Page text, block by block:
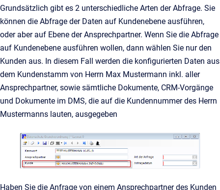
Grundsätzlich gibt es 2 unterschiedliche Arten der Abfrage. Sie
können die Abfrage der Daten auf Kundenebene ausführen,
oder aber auf Ebene der Ansprechpartner. Wenn Sie die Abfrage
auf Kundenebene ausführen wollen, dann wählen Sie nur den
Kunden aus. In diesem Fall werden die konfigurierten Daten aus
dem Kundenstamm von Herrn Max Mustermann inkl. aller
Ansprechpartner, sowie sämtliche Dokumente, CRM-Vorgänge
und Dokumente im DMS, die auf die Kundennummer des Herrn
Mustermanns lauten, ausgegeben
Haben Sie die Anfrage von einem Ansprechpartner des Kunden